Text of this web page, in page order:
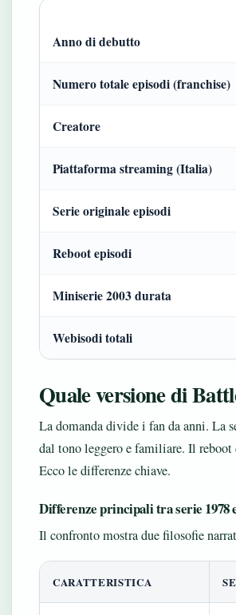
Anno di debutto
Numero totale episodi (franchise)
Creatore
Piattaforma streaming (Italia)
Serie originale episodi
Reboot episodi
Miniserie 2003 durata
Webisodi totali
Quale versione di
La domanda divide i fan da anni. La
dal tono leggero e familiare. Il
Ecco le differenze chiave.
Differenze principali tra serie 1978
Il confronto mostra due filosofie
CARATTERISTICA